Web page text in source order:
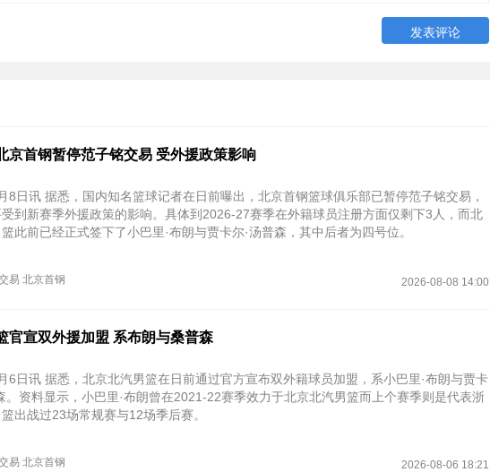
京首钢暂停范子铭交易 受外援政策影响
8日讯 据悉，国内知名篮球记者在日前曝出，北京首钢篮球俱乐部已暂停范子铭交易，
到新赛季外援政策的影响。具体到2026-27赛季在外籍球员注册方面仅剩下3人，而北
此前已经正式签下了小巴里·布朗与贾卡尔·汤普森，其中后者为四号位。
易 北京首钢 2026-08-08 14:00
官宣双外援加盟 系布朗与桑普森
6日讯 据悉，北京北汽男篮在日前通过官方宣布双外籍球员加盟，系小巴里·布朗与贾卡
。资料显示，小巴里·布朗曾在2021-22赛季效力于北京北汽男篮而上个赛季则是代表浙
出战过23场常规赛与12场季后赛。
易 北京首钢 2026-08-06 18:21